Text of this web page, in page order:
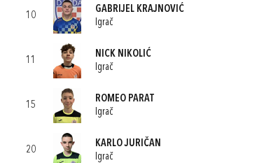
10
GABRIJEL KRAJNOVIĆ
Igrač
11
NICK NIKOLIĆ
Igrač
15
ROMEO PARAT
Igrač
20
KARLO JURIČAN
Igrač